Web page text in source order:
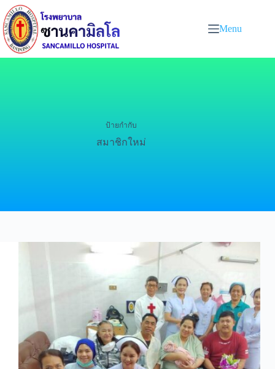
Menu
ป้ายกำกับ
สมาชิกใหม่